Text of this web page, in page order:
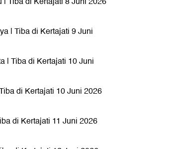
| Tiba di Kertajati 9 Juni
| Tiba di Kertajati 10 Juni
di Kertajati 10 Juni 2026
di Kertajati 11 Juni 2026